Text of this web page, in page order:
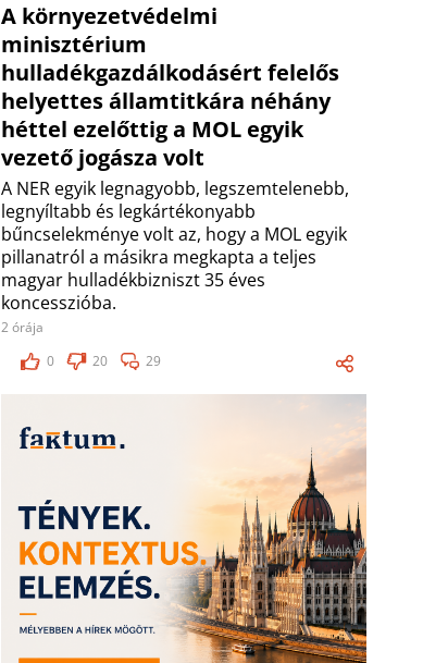
A környezetvédelmi
minisztérium
hulladékgazdálkodásért felelős
helyettes államtitkára néhány
héttel ezelőttig a MOL egyik
vezető jogásza volt
A NER egyik legnagyobb, legszemtelenebb,
legnyíltabb és legkártékonyabb
bűncselekménye volt az, hogy a MOL egyik
pillanatról a másikra megkapta a teljes
magyar hulladékbizniszt 35 éves
koncesszióba.
2 órája
0
20 29